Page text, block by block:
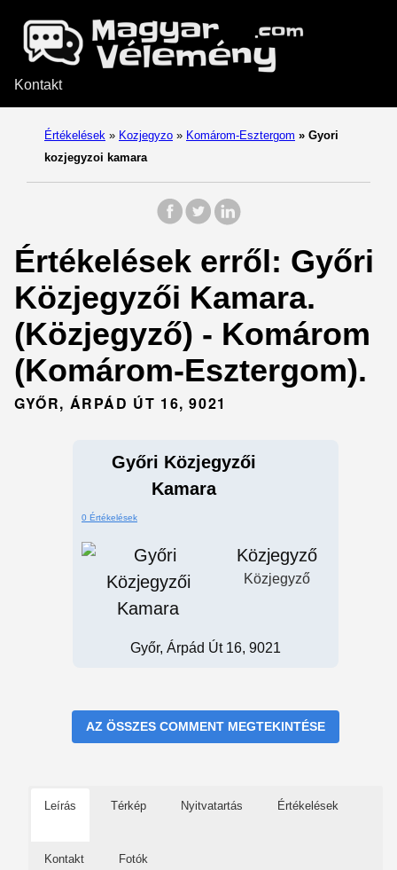
Kontakt
Értékelések » Kozjegyzo » Komárom-Esztergom » Gyori
kozjegyzoi kamara
Értékelések erről: Győri
Közjegyzői Kamara.
(Közjegyző) - Komárom
(Komárom-Esztergom).
GYŐR, ÁRPÁD ÚT 16, 9021
Győri Közjegyzői
Kamara
0 Értékelések
Közjegyző
Közjegyző
Győr, Árpád Út 16, 9021
AZ ÖSSZES COMMENT MEGTEKINTÉSE
Leírás Térkép Nyitvatartás Értékelések
Kontakt Fotók